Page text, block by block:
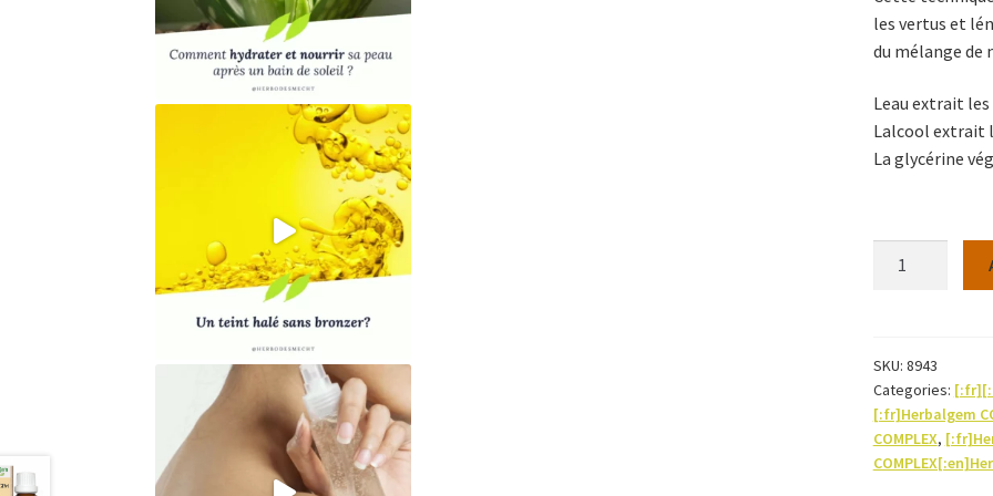
les vertus et
du mélange de
Leau extrait
Lalcool extrait
La glycérine
quantity
SKU: 8943
Categories:
[:fr]Herbalgem
COMPLEX,